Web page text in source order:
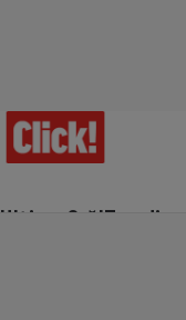
Ultima Oră!Trending